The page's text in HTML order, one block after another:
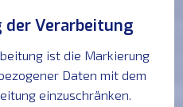
Verarbeitung
ist die Markierung
Daten mit dem
einzuschränken.